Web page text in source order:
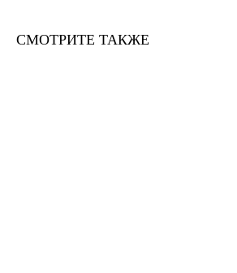
СМОТРИТЕ ТАКЖЕ